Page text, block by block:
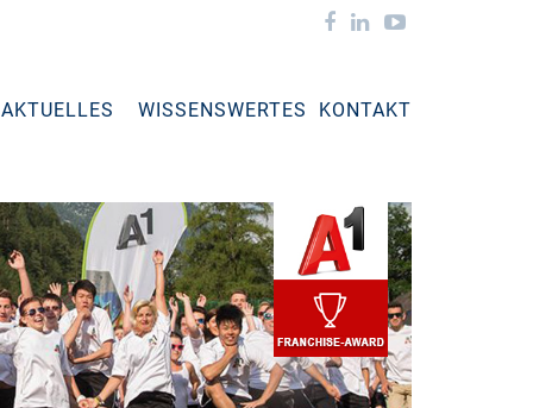
AKTUELLES WISSENSWERTES KONTAKT